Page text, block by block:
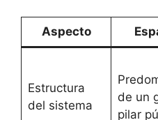
Aspecto
Estructura
del sistema
de un
pilar